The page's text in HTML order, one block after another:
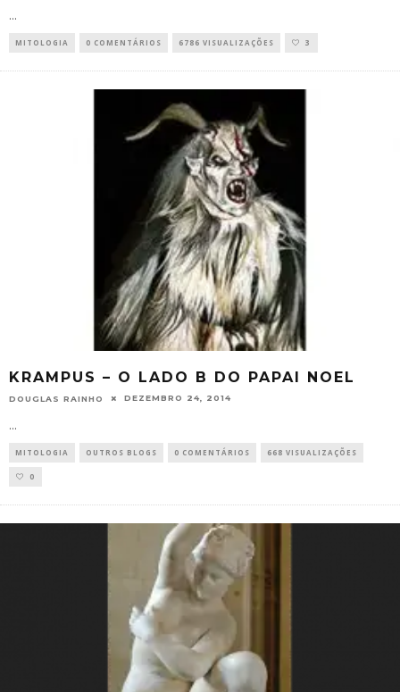
...
MITOLOGIA 0 COMENTÁRIOS 6786 VISUALIZAÇÕES 3
KRAMPUS – O LADO B DO PAPAI NOEL
DOUGLAS RAINHO DEZEMBRO 24, 2014
...
MITOLOGIA OUTROS BLOGS 0 COMENTÁRIOS 668 VISUALIZAÇÕES
0